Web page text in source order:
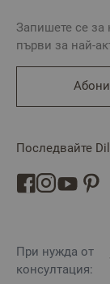
Запишете се
първи за най-
Последвайте
При нужда от
консултация: